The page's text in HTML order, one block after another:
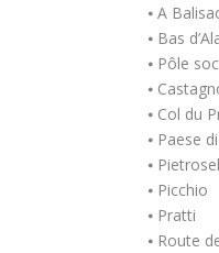
⦁ A
⦁ Bas
⦁ Pôle
⦁
⦁ Col du
⦁ Paese
⦁
⦁ Picchio
⦁ Pratti
⦁ Route